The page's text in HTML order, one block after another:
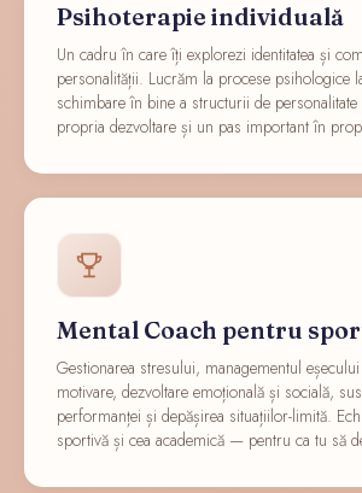
Psihoterapie individuală
Un cadru în care îți explorezi identitatea și
personalității. Lucrăm la procese psihologice
schimbare în bine a structurii de
propria dezvoltare și un pas important în
Mental Coach pentru
Gestionarea stresului, managementul
motivare, dezvoltare emoțională și socială,
performanței și depășirea situațiilor-limită.
sportivă și cea academică — pentru ca tu să